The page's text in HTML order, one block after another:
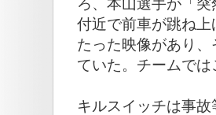
ろ、本山選手が「
付近で前車が跳ね
たった映像があり
ていた。チームで
キルスイッチは事